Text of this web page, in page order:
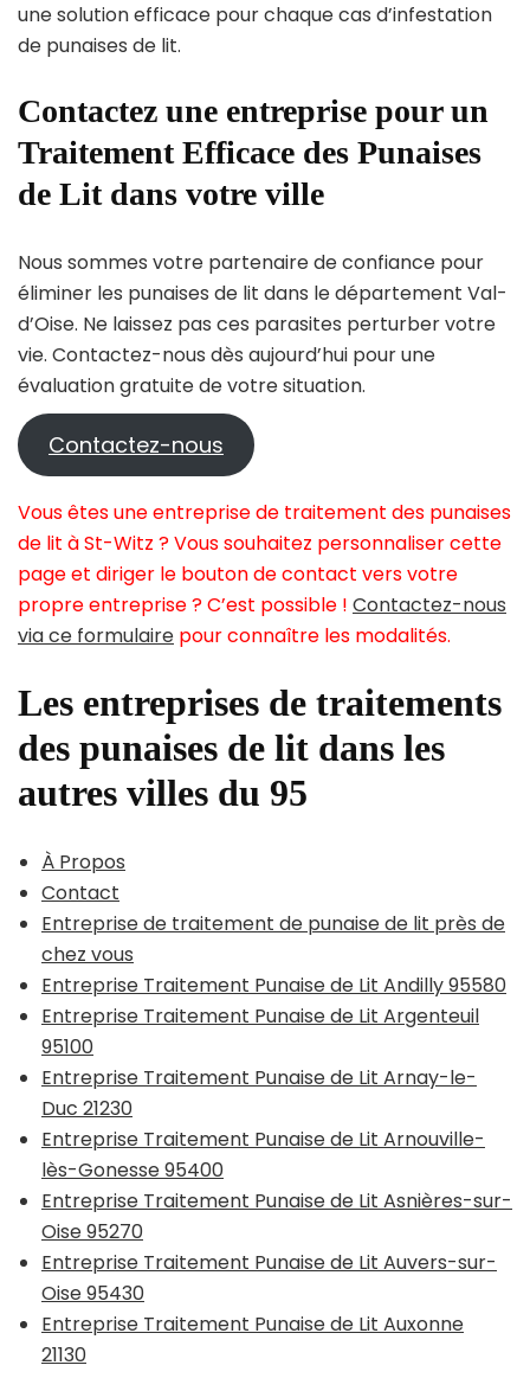
une solution efficace pour chaque cas d’infestation
de punaises de lit.
Contactez une entreprise pour un
Traitement Efficace des Punaises
de Lit dans votre ville
Nous sommes votre partenaire de confiance pour
éliminer les punaises de lit dans le département Val-
d’Oise. Ne laissez pas ces parasites perturber votre
vie. Contactez-nous dès aujourd’hui pour une
évaluation gratuite de votre situation.
Contactez-nous
Vous êtes une entreprise de traitement des punaises
de lit à St-Witz ? Vous souhaitez personnaliser cette
page et diriger le bouton de contact vers votre
propre entreprise ? C’est possible ! Contactez-nous
via ce formulaire pour connaître les modalités.
Les entreprises de traitements
des punaises de lit dans les
autres villes du 95
À Propos
Contact
Entreprise de traitement de punaise de lit près de
chez vous
Entreprise Traitement Punaise de Lit Andilly 95580
Entreprise Traitement Punaise de Lit Argenteuil
95100
Entreprise Traitement Punaise de Lit Arnay-le-
Duc 21230
Entreprise Traitement Punaise de Lit Arnouville-
lès-Gonesse 95400
Entreprise Traitement Punaise de Lit Asnières-sur-
Oise 95270
Entreprise Traitement Punaise de Lit Auvers-sur-
Oise 95430
Entreprise Traitement Punaise de Lit Auxonne
21130